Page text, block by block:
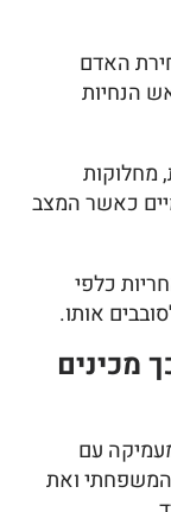
האדם
הנחיות
מחלוקות
כאשר המצב
כלפי
אותו.
מכינים
עם
ואת